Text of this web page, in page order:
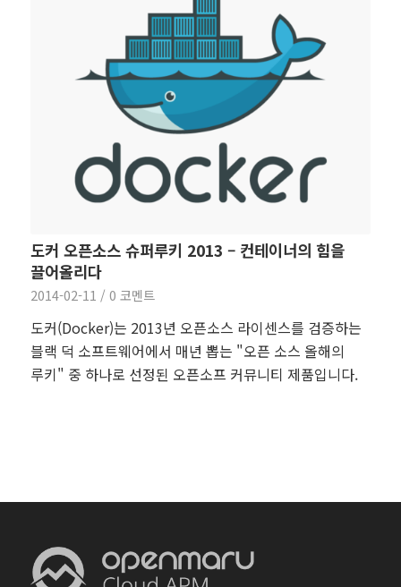
도커 오픈소스 슈퍼루키 2013 – 컨테이너의 힘을
끌어올리다
2014-02-11 / 0 코멘트
도커(Docker)는 2013년 오픈소스 라이센스를 검증하는
블랙 덕 소프트웨어에서 매년 뽑는 "오픈 소스 올해의
루키" 중 하나로 선정된 오픈소프 커뮤니티 제품입니다.